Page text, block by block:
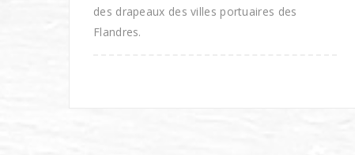
des drapeaux des villes portuaires des
Flandres.